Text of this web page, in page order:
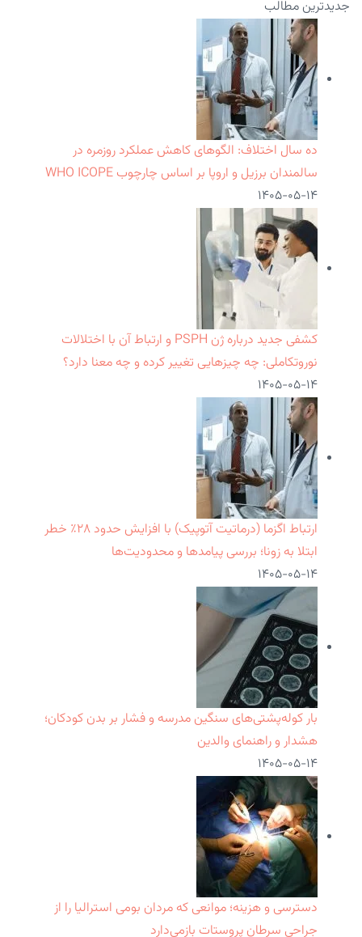
جدیدترین مطالب
ده سال اختلاف: الگوهای کاهش عملکرد روزمره در
سالمندان برزیل و اروپا بر اساس چارچوب WHO ICOPE
۱۴۰۵-۰۵-۱۴
کشفی جدید درباره ژن PSPH و ارتباط آن با اختلالات
نوروتکاملی: چه چیزهایی تغییر کرده و چه معنا دارد؟
۱۴۰۵-۰۵-۱۴
ارتباط اگزما (درماتیت آتوپیک) با افزایش حدود ۲۸٪ خطر
ابتلا به زونا؛ بررسی پیامدها و محدودیت‌ها
۱۴۰۵-۰۵-۱۴
بار کوله‌پشتی‌های سنگین مدرسه و فشار بر بدن کودکان؛
هشدار و راهنمای والدین
۱۴۰۵-۰۵-۱۴
دسترسی و هزینه؛ موانعی که مردان بومی استرالیا را از
جراحی سرطان پروستات بازمی‌دارد